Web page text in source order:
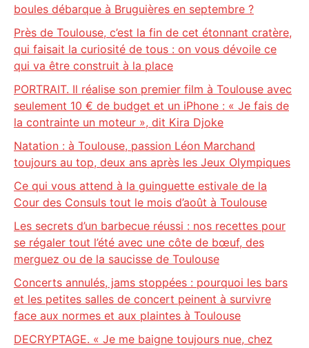
boules débarque à Bruguières en septembre ?
Près de Toulouse, c’est la fin de cet étonnant cratère,
qui faisait la curiosité de tous : on vous dévoile ce
qui va être construit à la place
PORTRAIT. Il réalise son premier film à Toulouse avec
seulement 10 € de budget et un iPhone : « Je fais de
la contrainte un moteur », dit Kira Djoke
Natation : à Toulouse, passion Léon Marchand
toujours au top, deux ans après les Jeux Olympiques
Ce qui vous attend à la guinguette estivale de la
Cour des Consuls tout le mois d’août à Toulouse
Les secrets d’un barbecue réussi : nos recettes pour
se régaler tout l’été avec une côte de bœuf, des
merguez ou de la saucisse de Toulouse
Concerts annulés, jams stoppées : pourquoi les bars
et les petites salles de concert peinent à survivre
face aux normes et aux plaintes à Toulouse
DECRYPTAGE. « Je me baigne toujours nue, chez